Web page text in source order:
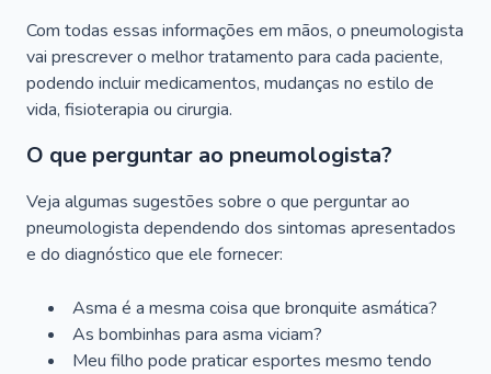
Com todas essas informações em mãos, o pneumologista
vai prescrever o melhor tratamento para cada paciente,
podendo incluir medicamentos, mudanças no estilo de
vida, fisioterapia ou cirurgia.
O que perguntar ao pneumologista?
Veja algumas sugestões sobre o que perguntar ao
pneumologista dependendo dos sintomas apresentados
e do diagnóstico que ele fornecer:
Asma é a mesma coisa que bronquite asmática?
As bombinhas para asma viciam?
Meu filho pode praticar esportes mesmo tendo